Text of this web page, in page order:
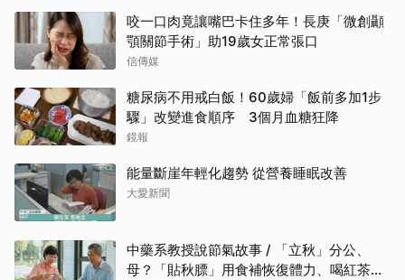
咬一口肉竟讓嘴巴卡住多年！長庚「微創顳
顎關節手術」助19歲女正常張口
信傳媒
糖尿病不用戒白飯！60歲婦「飯前多加1步
驟」改變進食順序 3個月血糖狂降
鏡報
能量斷崖年輕化趨勢 從營養睡眠改善
大愛新聞
中藥系教授說節氣故事 / 「立秋」分公、
母？「貼秋膘」用食補恢復體力、喝紅茶可